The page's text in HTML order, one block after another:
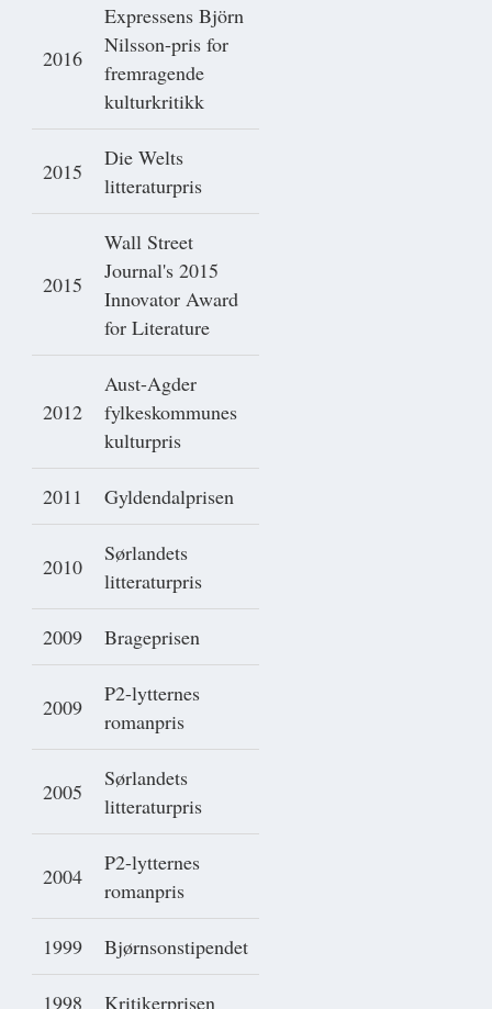
2016
Expressens Björn
Nilsson-pris for
fremragende
kulturkritikk
2015
Die Welts
litteraturpris
2015
Wall Street
Journal's 2015
Innovator Award
for Literature
2012
Aust-Agder
fylkeskommunes
kulturpris
2011 Gyldendalprisen
2010
Sørlandets
litteraturpris
2009 Brageprisen
2009
P2-lytternes
romanpris
2005
Sørlandets
litteraturpris
2004
P2-lytternes
romanpris
1999 Bjørnsonstipendet
1998 Kritikerprisen